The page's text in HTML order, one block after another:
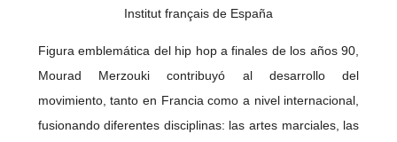
Institut français de España
Figura emblemática del hip hop a finales de los años 90,
Mourad Merzouki contribuyó al desarrollo del
movimiento, tanto en Francia como a nivel internacional,
fusionando diferentes disciplinas: las artes marciales, las